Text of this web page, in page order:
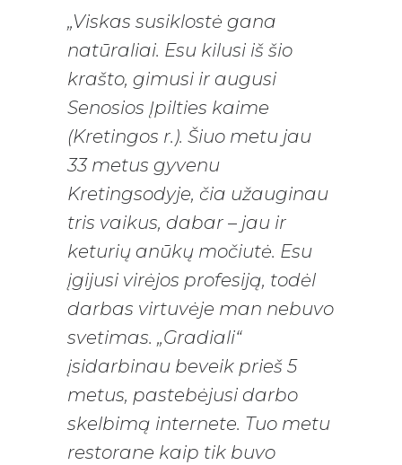
„Viskas susiklostė gana
natūraliai. Esu kilusi iš šio
krašto, gimusi ir augusi
Senosios Įpilties kaime
(Kretingos r.). Šiuo metu jau
33 metus gyvenu
Kretingsodyje, čia užauginau
tris vaikus, dabar – jau ir
keturių anūkų močiutė. Esu
įgijusi virėjos profesiją, todėl
darbas virtuvėje man nebuvo
svetimas. „Gradiali“
įsidarbinau beveik prieš 5
metus, pastebėjusi darbo
skelbimą internete. Tuo metu
restorane kaip tik buvo